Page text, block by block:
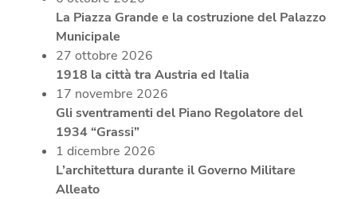
La Piazza Grande e la costruzione del Palazzo
Municipale
27 ottobre 2026
1918 la città tra Austria ed Italia
17 novembre 2026
Gli sventramenti del Piano Regolatore del
1934 “Grassi”
1 dicembre 2026
L’architettura durante il Governo Militare
Alleato